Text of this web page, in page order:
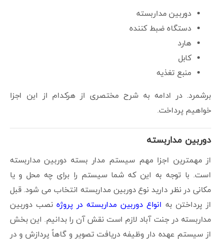
دوربین مداربسته
دستگاه ضبط کننده
هارد
کابل
منبع تغذیه
برشمرد. در ادامه به شرح مختصری از هرکدام از این اجزا
خواهیم پرداخت.
دوربین مداربسته
از مهمترین اجزا مهم سیستم مدار بسته دوربین مداربسته
است. با توجه به این که شما سیستم را برای چه محل و یا
مکانی در نظر دارید نوع دوربین مداربسته انتخاب می شود. قبل
از پرداختن به انواع دوربین مداربسته در پروژهنصب دوربین
مداربسته در جنت آباد لازم است نقش آن را بدانیم. این بخش
از سیستم عهده دار وظیفه دریافت تصویر و گاهاً پردازش و در